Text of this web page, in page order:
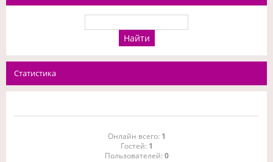
Статистика
Онлайн всего: 1
Гостей: 1
Пользователей: 0